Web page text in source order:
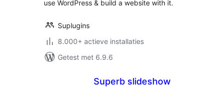
use WordPress & build a website with it.
Suplugins
8.000+ actieve installaties
Getest met 6.9.6
Superb slideshow